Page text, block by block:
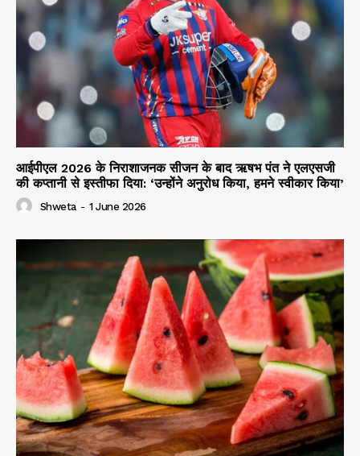
आईपीएल 2026 के निराशाजनक सीजन के बाद ऋषभ पंत ने एलएसजी
की कप्तानी से इस्तीफा दिया: ‘उन्होंने अनुरोध किया, हमने स्वीकार किया’
Shweta - 1 June 2026